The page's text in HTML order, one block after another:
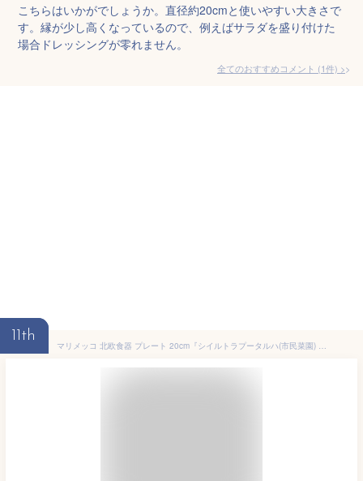
こちらはいかがでしょうか。直径約20cmと使いやすい大きさで
す。縁が少し高くなっているので、例えばサラダを盛り付けた
場合ドレッシングが零れません。
全てのおすすめコメント (1件) >
11th
マリメッコ 北欧食器 プレート 20cm『シイルトラプータルハ(市民菜園) 』 花 植物 野菜 果実 ブラック 北欧 食器 花柄 おしゃれ かわいい